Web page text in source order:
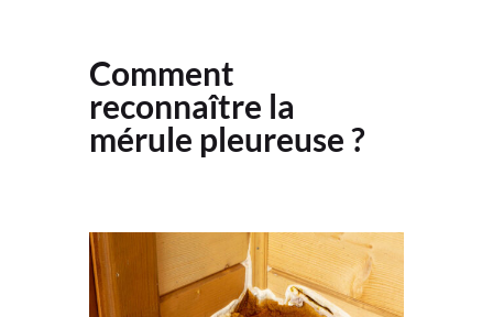
Comment
reconnaître la
mérule pleureuse ?